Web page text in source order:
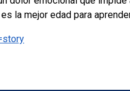
la mejor edad para